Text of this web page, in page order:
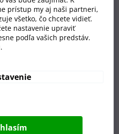
prístup my aj naši partneri,
všetko, čo chcete vidieť.
nastavenie upraviť
podľa vašich predstáv.